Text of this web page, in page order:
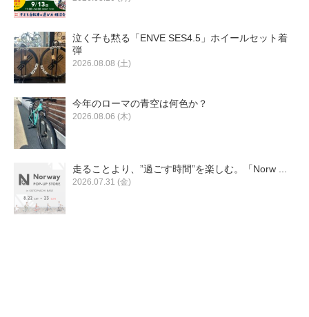
泣く子も黙る「ENVE SES4.5」ホイールセット着
弾
2026.08.08 (土)
今年のローマの青空は何色か？
2026.08.06 (木)
走ることより、”過ごす時間”を楽しむ。「Norw ...
2026.07.31 (金)